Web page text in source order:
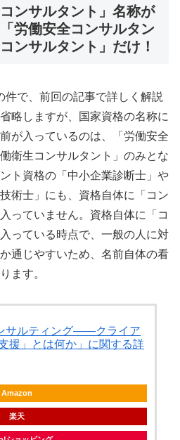
ンサルタント」名称が
労働安全コンサルタン
ンサルタント」だけ！
件で、前回の記事で詳しく解説
略しますが、国家資格の名称に
が入っているのは、「労働安全
衛生コンサルタント」のみとな
ト資格の「中小企業診断士」や
術士」にも、資格自体に「コン
っていません。資格自体に「コ
っている時点で、一般の人に対
通じやすいため、名前自体の看
ます。
サルティング――クライア
援」とは何か」に関する詳
Amazon
楽天